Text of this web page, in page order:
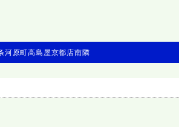
原町高島屋京都店南隣